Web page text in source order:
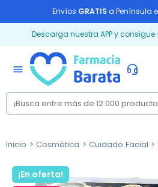
Envíos GRATIS a Península
Descarga nuestra APP y consigue
menu
Inicio Cosmética Cuidado Facial
¡En oferta!